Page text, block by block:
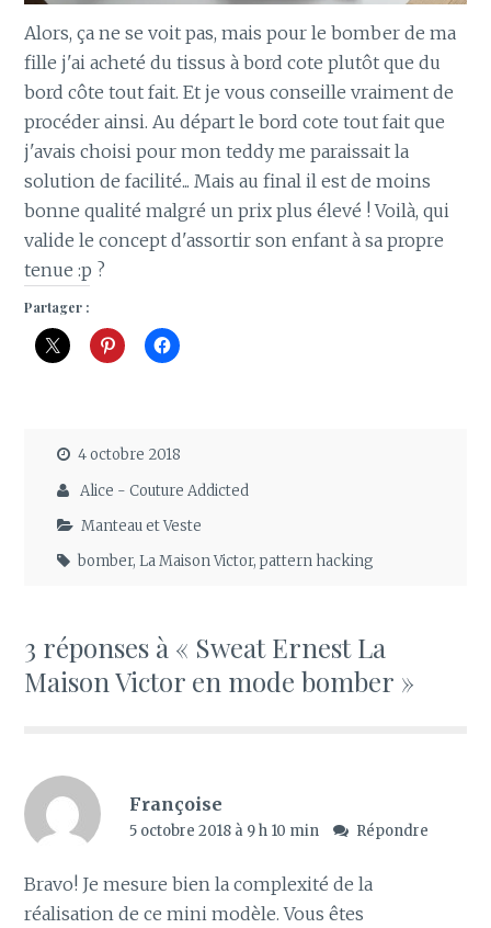
Alors, ça ne se voit pas, mais pour le bomber de ma
fille j'ai acheté du tissus à bord cote plutôt que du
bord côte tout fait. Et je vous conseille vraiment de
procéder ainsi. Au départ le bord cote tout fait que
j'avais choisi pour mon teddy me paraissait la
solution de facilité... Mais au final il est de moins
bonne qualité malgré un prix plus élevé ! Voilà, qui
valide le concept d'assortir son enfant à sa propre
tenue :p ?
Partager :
4 octobre 2018
Alice - Couture Addicted
Manteau et Veste
bomber,La Maison Victor,pattern hacking
3 réponses à « Sweat Ernest La
Maison Victor en mode bomber »
Françoise
5 octobre 2018 à 9 h 10 min Répondre
Bravo! Je mesure bien la complexité de la
réalisation de ce mini modèle. Vous êtes